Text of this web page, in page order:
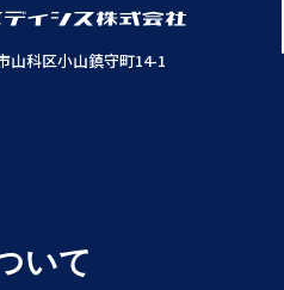
科区小山鎮守町14-1
いて